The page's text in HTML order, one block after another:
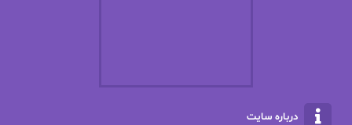
الناز محمدی
درباره سایت